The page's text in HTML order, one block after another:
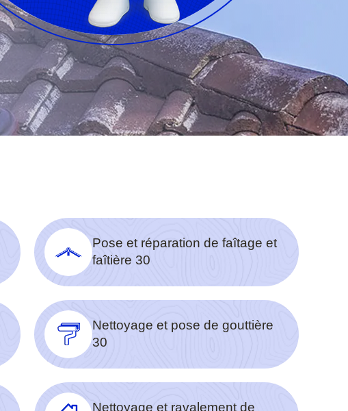
Pose et réparation de faîtage et
faîtière 30
Nettoyage et pose de gouttière
30
Nettoyage et ravalement de